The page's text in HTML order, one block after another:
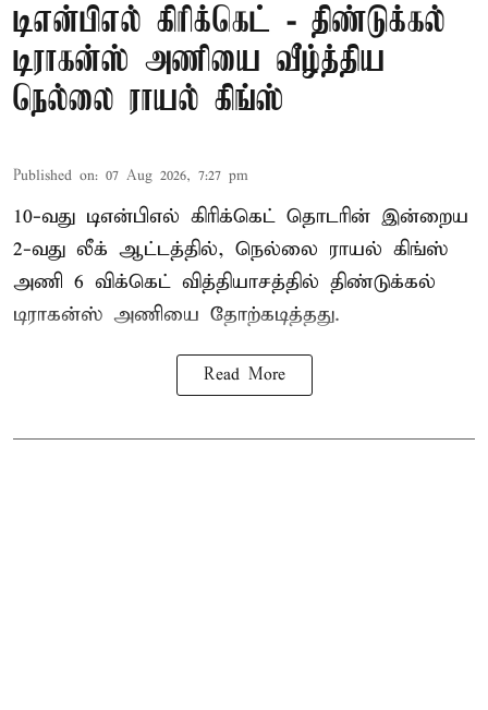
டிஎன்பிஎல் கிரிக்கெட் - திண்டுக்கல்
டிராகன்ஸ் அணியை வீழ்த்திய
நெல்லை ராயல் கிங்ஸ்
Published on: 07 Aug 2026, 7:27 pm
10-வது டிஎன்பிஎல் கிரிக்கெட் தொடரின் இன்றைய
2-வது லீக் ஆட்டத்தில், நெல்லை ராயல் கிங்ஸ்
அணி 6 விக்கெட் வித்தியாசத்தில் திண்டுக்கல்
டிராகன்ஸ் அணியை தோற்கடித்தது.
Read More